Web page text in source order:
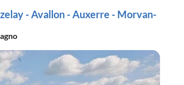
- Avallon - Auxerre - Morvan-